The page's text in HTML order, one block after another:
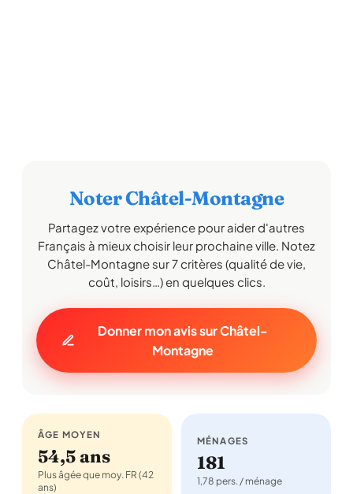
Noter Châtel-Montagne
Partagez votre expérience pour aider d'autres
Français à mieux choisir leur prochaine ville. Notez
Châtel-Montagne sur 7 critères (qualité de vie,
coût, loisirs…) en quelques clics.
Donner mon avis sur Châtel-
Montagne
ÂGE MOYEN
54,5 ans
Plus âgée que moy. FR (42
ans)
MÉNAGES
181
1,78 pers. / ménage